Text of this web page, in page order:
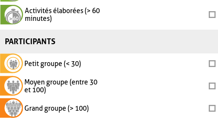
Activités élaborées (> 60
minutes)
PARTICIPANTS
Petit groupe (< 30)
Moyen groupe (entre 30
et 100)
Grand groupe (> 100)